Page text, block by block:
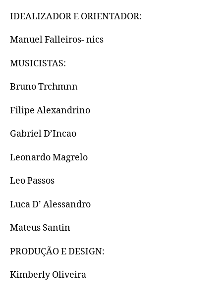
IDEALIZADOR E ORIENTADOR:
Manuel Falleiros- nics
MUSICISTAS:
Bruno Trchmnn
Filipe Alexandrino
Gabriel D’Incao
Leonardo Magrelo
Leo Passos
Luca D’ Alessandro
Mateus Santin
PRODUÇÃO E DESIGN:
Kimberly Oliveira